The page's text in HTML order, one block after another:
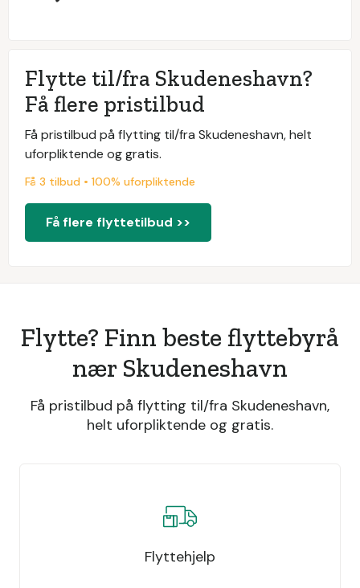
Flytte til/fra Skudeneshavn?
Få flere pristilbud
Få pristilbud på flytting til/fra Skudeneshavn, helt
uforpliktende og gratis.
Få 3 tilbud • 100% uforpliktende
Få flere flyttetilbud >>
Flytte? Finn beste flyttebyrå
nær Skudeneshavn
Få pristilbud på flytting til/fra Skudeneshavn,
helt uforpliktende og gratis.
Flyttehjelp